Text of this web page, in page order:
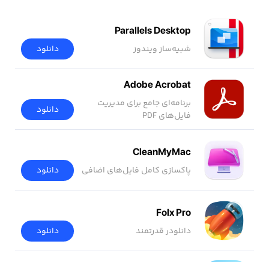
Parallels Desktop
شبیه‌ساز ویندوز دانلود
Adobe Acrobat
برنامه‌ای جامع برای مدیریت
فایل‌های PDF
دانلود
CleanMyMac
پاکسازی کامل فایل‌های اضافی دانلود
Folx Pro
دانلودر قدرتمند دانلود